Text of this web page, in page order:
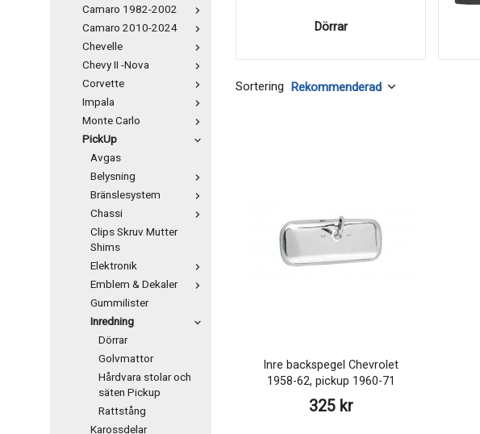
Camaro 1982-2002
Camaro 2010-2024
Chevelle
Chevy II -Nova
Corvette
Impala
Monte Carlo
PickUp
Avgas
Belysning
Bränslesystem
Chassi
Clips Skruv Mutter
Shims
Elektronik
Emblem & Dekaler
Gummilister
Inredning
Dörrar
Golvmattor
Hårdvara stolar och
säten Pickup
Rattstång
Karossdelar
Dörrar
Sortering
Inre backspegel Chevrolet
1958-62, pickup 1960-71
325 kr